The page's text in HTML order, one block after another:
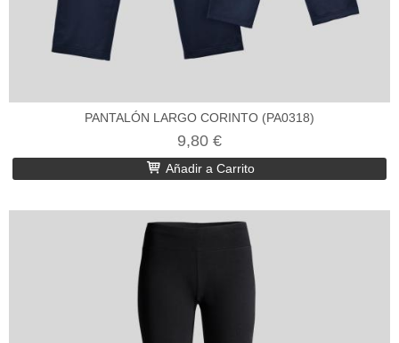
PANTALÓN LARGO CORINTO (PA0318)
9,80 €
Añadir a Carrito